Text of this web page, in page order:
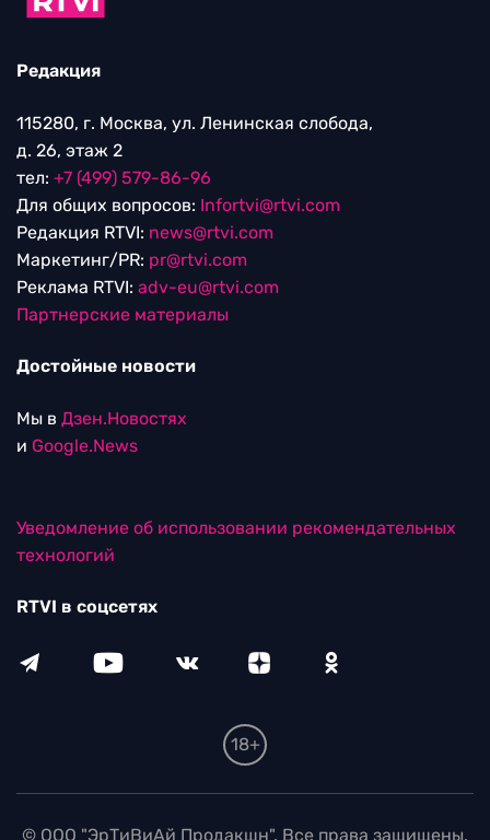
Редакция
115280, г. Москва, ул. Ленинская слобода,
д. 26, этаж 2
тел: +7 (499) 579-86-96
Для общих вопросов: Infortvi@rtvi.com
Редакция RTVI: news@rtvi.com
Маркетинг/PR: pr@rtvi.com
Реклама RTVI: adv-eu@rtvi.com
Партнерские материалы
Достойные новости
Мы в Дзен.Новостях
и Google.News
Уведомление об использовании рекомендательных
технологий
RTVI в соцсетях
18+
© ООО "ЭрТиВиАй Продакшн". Все права защищены.